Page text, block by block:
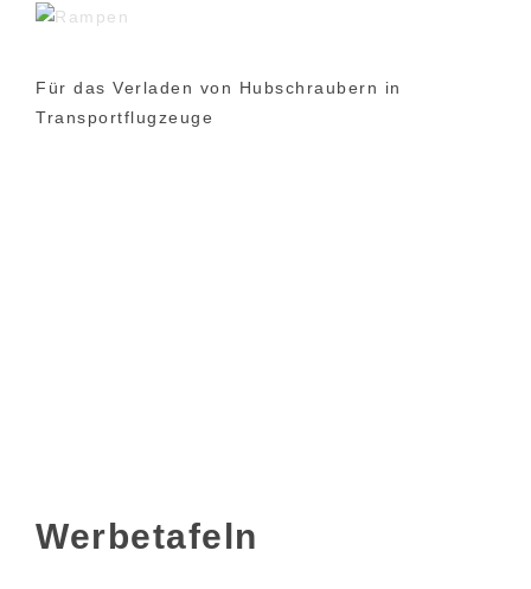
Für das Verladen von Hubschraubern in
Transportflugzeuge
Werbetafeln